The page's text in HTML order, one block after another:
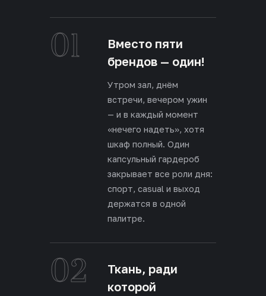
01
Вместо пяти
брендов — один!
Утром зал, днём
встречи, вечером ужин
— и в каждый момент
«нечего надеть», хотя
шкаф полный. Один
капсульный гардероб
закрывает все роли дня:
спорт, casual и выход
держатся в одной
палитре.
02
Ткань, ради
которой